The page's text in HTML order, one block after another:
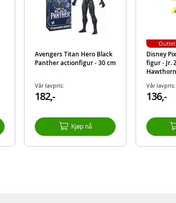
Produktdetaljer
Modell
EAN
Nyheter
Avengers Titan Hero Black
Panther actionfigur - 30 cm
Vår lavpris:
182,-
Kjøp nå
Disney
figur - Jr.
Vår lavpris:
136,-